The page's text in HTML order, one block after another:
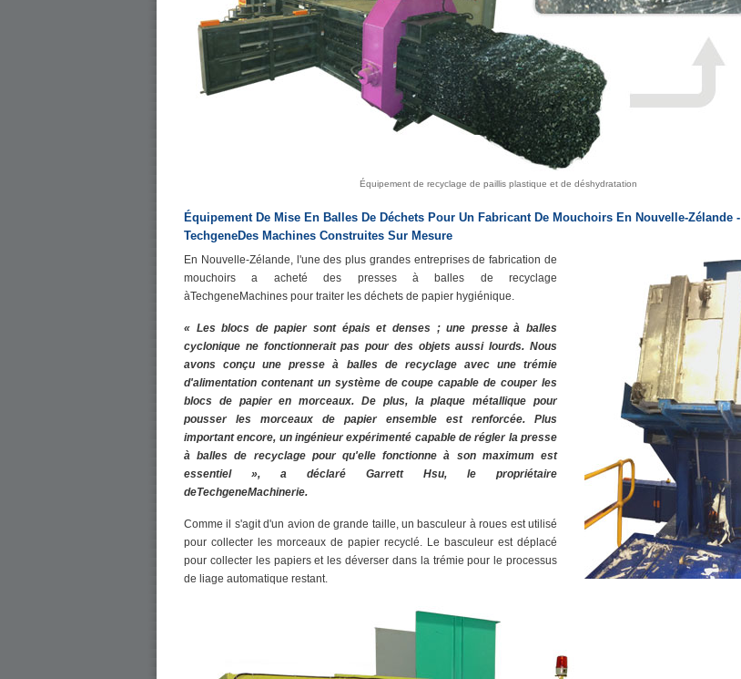
Équipement de recyclage de paillis plastique et de déshydratation
Équipement De Mise En Balles De Déchets Pour Un Fabricant De Mouchoirs En Nouvelle-Zélande -
TechgeneDes Machines Construites Sur Mesure
En Nouvelle-Zélande, l'une des plus grandes entreprises de fabrication de
mouchoirs a acheté des presses à balles de recyclage
àTechgeneMachines pour traiter les déchets de papier hygiénique.
« Les blocs de papier sont épais et denses ; une presse à balles
cyclonique ne fonctionnerait pas pour des objets aussi lourds. Nous
avons conçu une presse à balles de recyclage avec une trémie
d'alimentation contenant un système de coupe capable de couper les
blocs de papier en morceaux. De plus, la plaque métallique pour
pousser les morceaux de papier ensemble est renforcée. Plus
important encore, un ingénieur expérimenté capable de régler la presse
à balles de recyclage pour qu'elle fonctionne à son maximum est
essentiel », a déclaré Garrett Hsu, le propriétaire
deTechgeneMachinerie.
Comme il s'agit d'un avion de grande taille, un basculeur à roues est utilisé
pour collecter les morceaux de papier recyclé. Le basculeur est déplacé
pour collecter les papiers et les déverser dans la trémie pour le processus
de liage automatique restant.